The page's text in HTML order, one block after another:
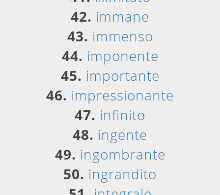
42. immane
43. immenso
44. imponente
45. importante
46. impressionante
47. infinito
48. ingente
49. ingombrante
50. ingrandito